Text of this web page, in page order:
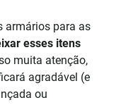
armários para as
esses itens
muita atenção,
agradável (e
ou